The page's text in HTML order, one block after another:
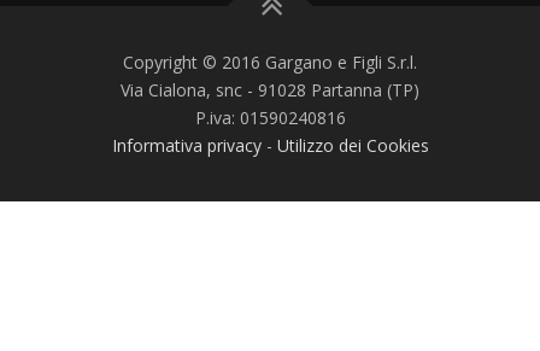
Copyright © 2016 Gargano e Figli S.r.l.
Via Cialona, snc - 91028 Partanna (TP)
P.iva: 01590240816
Informativa privacy- Utilizzo dei Cookies